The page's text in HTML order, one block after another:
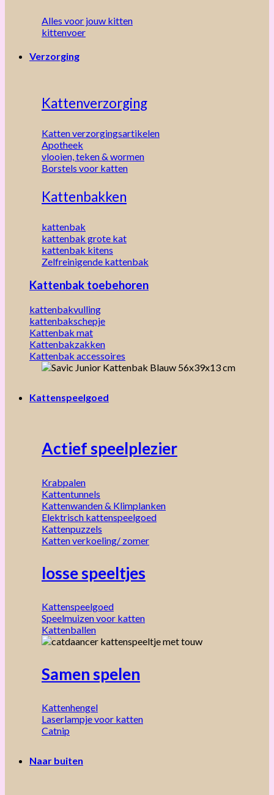
Alles voor jouw kitten
kittenvoer
Verzorging
Kattenverzorging
Katten verzorgingsartikelen
Apotheek
vlooien, teken & wormen
Borstels voor katten
Kattenbakken
kattenbak
kattenbak grote kat
kattenbak kitens
Zelfreinigende kattenbak
Kattenbak toebehoren
kattenbakvulling
kattenbakschepje
Kattenbak mat
Kattenbakzakken
Kattenbak accessoires
Kattenspeelgoed
Actief speelplezier
Krabpalen
Kattentunnels
Kattenwanden & Klimplanken
Elektrisch kattenspeelgoed
Kattenpuzzels
Katten verkoeling/ zomer
losse speeltjes
Kattenspeelgoed
Speelmuizen voor katten
Kattenballen
Samen spelen
Kattenhengel
Laserlampje voor katten
Catnip
Naar buiten